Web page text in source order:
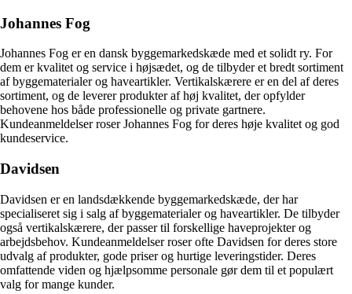
Johannes Fog
Johannes Fog er en dansk byggemarkedskæde med et solidt ry. For
dem er kvalitet og service i højsædet, og de tilbyder et bredt sortiment
af byggematerialer og haveartikler. Vertikalskærere er en del af deres
sortiment, og de leverer produkter af høj kvalitet, der opfylder
behovene hos både professionelle og private gartnere.
Kundeanmeldelser roser Johannes Fog for deres høje kvalitet og god
kundeservice.
Davidsen
Davidsen er en landsdækkende byggemarkedskæde, der har
specialiseret sig i salg af byggematerialer og haveartikler. De tilbyder
også vertikalskærere, der passer til forskellige haveprojekter og
arbejdsbehov. Kundeanmeldelser roser ofte Davidsen for deres store
udvalg af produkter, gode priser og hurtige leveringstider. Deres
omfattende viden og hjælpsomme personale gør dem til et populært
valg for mange kunder.